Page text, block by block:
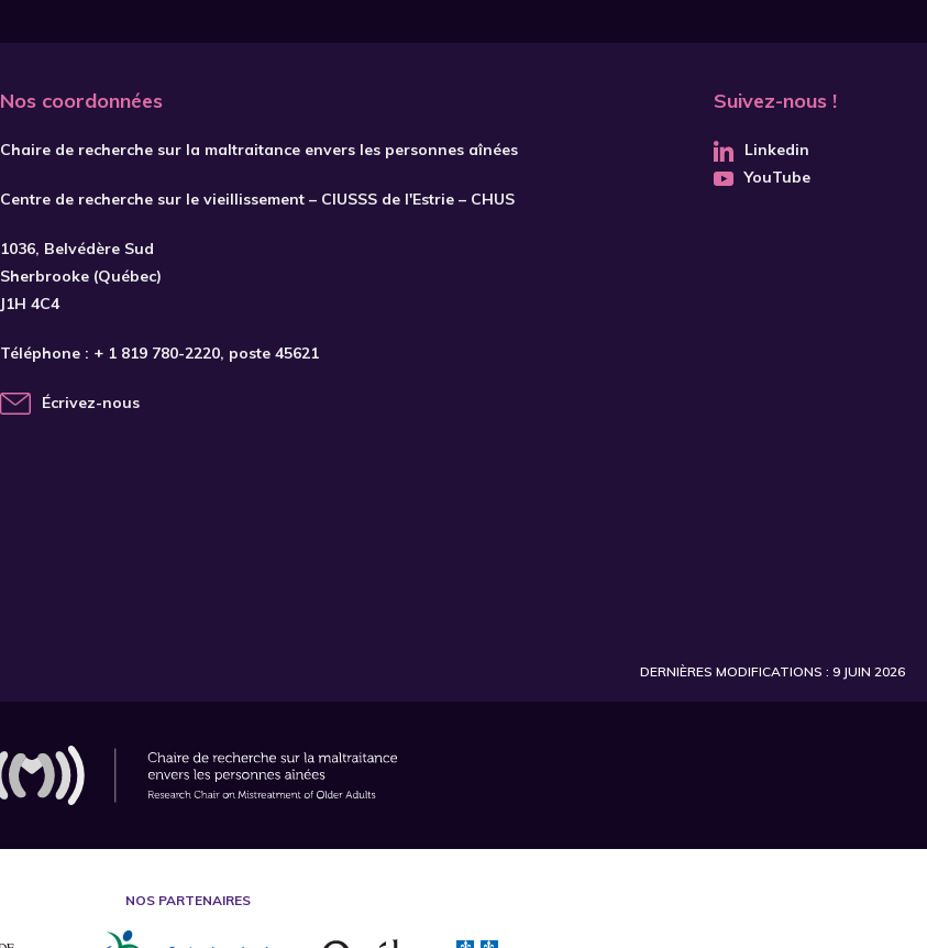
Nos coordonnées
Chaire de recherche sur la maltraitance envers les personnes aînées
Centre de recherche sur le vieillissement – CIUSSS de l'Estrie – CHUS
1036, Belvédère Sud
Sherbrooke (Québec)
J1H 4C4
Téléphone : + 1 819 780-2220, poste 45621
Écrivez-nous
Suivez-nous !
Linkedin
YouTube
DERNIÈRES MODIFICATIONS : 9 JUIN 2026
NOS PARTENAIRES